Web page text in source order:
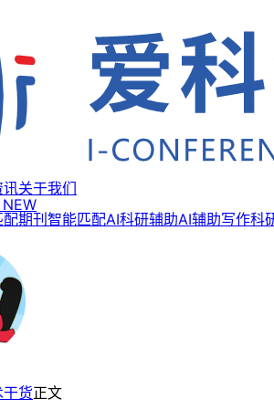
讯关于我们
NEW
配期刊智能匹配AI科研辅助AI辅助写作科
干货正文